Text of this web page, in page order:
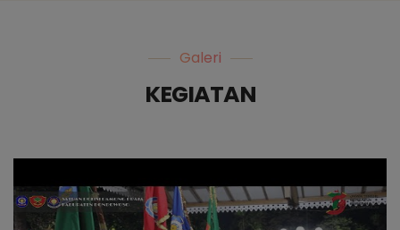
Galeri
KEGIATAN